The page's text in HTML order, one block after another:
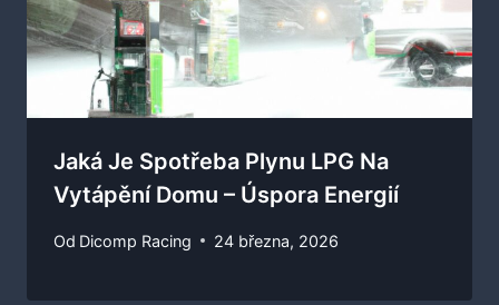
Jaká Je Spotřeba Plynu LPG Na
Vytápění Domu – Úspora Energií
Od Dicomp Racing 24 března, 2026